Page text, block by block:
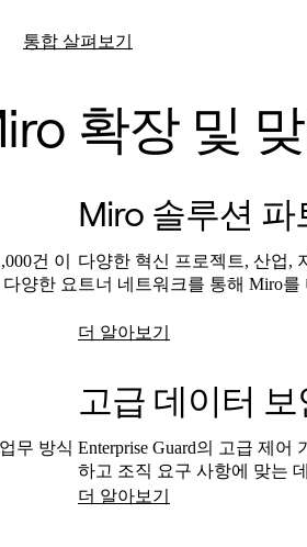
통합 살펴보기
확장 및
건 이
양한 요
Miro 솔루션 파
다양한 혁신 프로젝트, 산업,
트너 네트워크를 통해 Miro
더 알아보기
무 방식
고급 데이터 보
Enterprise Guard의 고급 제
하고 조직 요구 사항에 맞는
더 알아보기